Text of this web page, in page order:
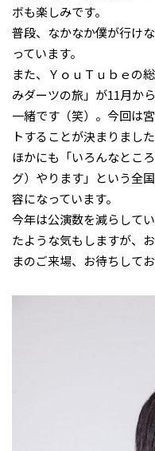
ボも楽しみです。
普段、なかなか僕が行け
っています。
また、ＹｏｕＴｕｂｅの
みダーツの旅」が11月か
一緒です（笑）。今回は
トすることが決まりました
ほかにも「いろんなとこ
グ）やります」という全
容になっています。
今年は公演数を減らして
たような気もしますが、
まのご来場、お待ちしてお